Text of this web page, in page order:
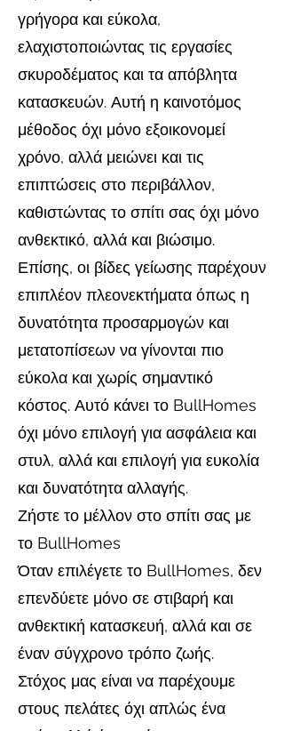
γρήγορα και εύκολα,
ελαχιστοποιώντας τις εργασίες
σκυροδέματος και τα απόβλητα
κατασκευών. Αυτή η καινοτόμος
μέθοδος όχι μόνο εξοικονομεί
χρόνο, αλλά μειώνει και τις
επιπτώσεις στο περιβάλλον,
καθιστώντας το σπίτι σας όχι μόνο
ανθεκτικό, αλλά και βιώσιμο.
Επίσης, οι βίδες γείωσης παρέχουν
επιπλέον πλεονεκτήματα όπως η
δυνατότητα προσαρμογών και
μετατοπίσεων να γίνονται πιο
εύκολα και χωρίς σημαντικό
κόστος. Αυτό κάνει το BullHomes
όχι μόνο επιλογή για ασφάλεια και
στυλ, αλλά και επιλογή για ευκολία
και δυνατότητα αλλαγής.
Ζήστε το μέλλον στο σπίτι σας με
το BullHomes
Όταν επιλέγετε το BullHomes, δεν
επενδύετε μόνο σε στιβαρή και
ανθεκτική κατασκευή, αλλά και σε
έναν σύγχρονο τρόπο ζωής.
Στόχος μας είναι να παρέχουμε
στους πελάτες όχι απλώς ένα